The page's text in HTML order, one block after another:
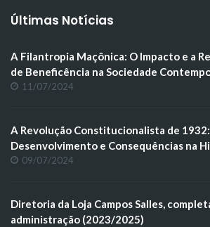
Últimas Notícias
A Filantropia Maçônica: O Impacto e a
de Beneficência na Sociedade
11/07/2024
A Revolução Constitucionalista de 1932:
Desenvolvimento e Consequências na
09/07/2024
Diretoria da Loja Campos Salles,
administração (2023/2025)